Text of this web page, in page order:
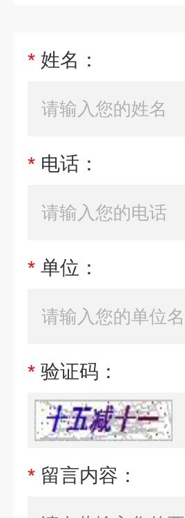
* 姓名：
* 电话：
* 单位：
* 验证码：
* 留言内容：